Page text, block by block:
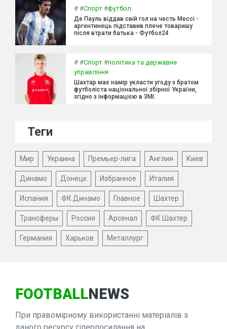
# #Спорт #футбол
Де Пауль віддав свій гол на честь Мессі -
аргентинець підставив плече товаришу
після втрати батька - Футбол24
# #Спорт #політика та державне
управління
Шахтар має намір укласти угоду з братом
футболіста національної збірної України,
згідно з інформацією в ЗМІ.
Теги
Мир Украина Премьер-лига Англия Киев
Динамо Донецк Избранное Италия
Испания ФК Динамо Главное Шахтер
Трансферы Россия Арсенал ФК Шахтер
Германия Харьков Металлург
FOOTBALLNEWS
При правомірному використанні матеріалів з